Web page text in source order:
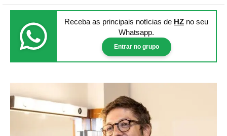
Receba as principais notícias de HZ no seu
Whatsapp.
Entrar no grupo